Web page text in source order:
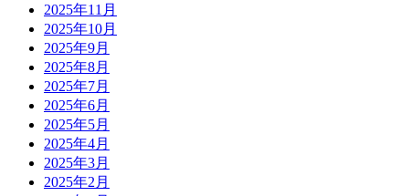
2025年11月
2025年10月
2025年9月
2025年8月
2025年7月
2025年6月
2025年5月
2025年4月
2025年3月
2025年2月